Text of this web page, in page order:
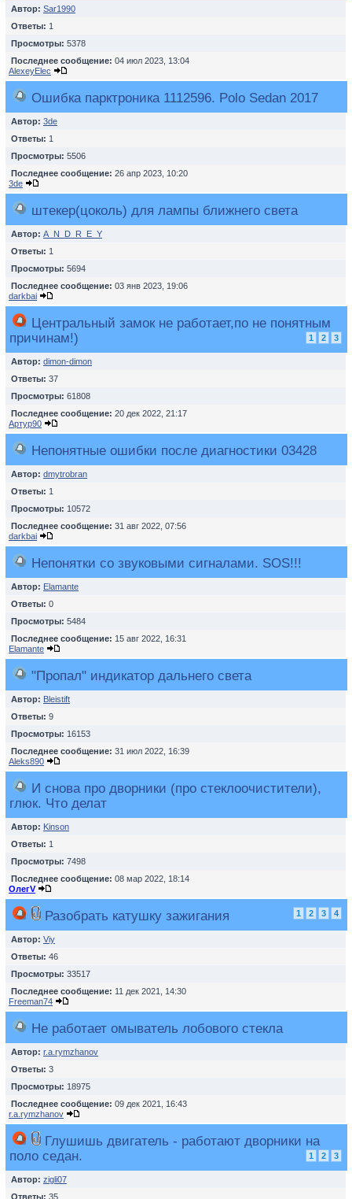
Автор: Sar1990
Ответы: 1
Просмотры: 5378
Последнее сообщение: 04 июл 2023, 13:04
AlexeyElec
Ошибка парктроника 1112596. Polo Sedan 2017
Автор: 3de
Ответы: 1
Просмотры: 5506
Последнее сообщение: 26 апр 2023, 10:20
3de
штекер(цоколь) для лампы ближнего света
Автор: A_N_D_R_E_Y
Ответы: 1
Просмотры: 5694
Последнее сообщение: 03 янв 2023, 19:06
darkbai
Центральный замок не работает,по не понятным
причинам!)
1 2 3
Автор: dimon-dimon
Ответы: 37
Просмотры: 61808
Последнее сообщение: 20 дек 2022, 21:17
Артур90
Непонятные ошибки после диагностики 03428
Автор: dmytrobran
Ответы: 1
Просмотры: 10572
Последнее сообщение: 31 авг 2022, 07:56
darkbai
Непонятки со звуковыми сигналами. SOS!!!
Автор: Elamante
Ответы: 0
Просмотры: 5484
Последнее сообщение: 15 авг 2022, 16:31
Elamante
"Пропал" индикатор дальнего света
Автор: Bleistift
Ответы: 9
Просмотры: 16153
Последнее сообщение: 31 июл 2022, 16:39
Aleks890
И снова про дворники (про стеклоочистители),
глюк. Что делат
Автор: Kinson
Ответы: 1
Просмотры: 7498
Последнее сообщение: 08 мар 2022, 18:14
ОлегV
Разобрать катушку зажигания 1 2 3 4
Автор: Viy
Ответы: 46
Просмотры: 33517
Последнее сообщение: 11 дек 2021, 14:30
Freeman74
Не работает омыватель лобового стекла
Автор: r.a.rymzhanov
Ответы: 3
Просмотры: 18975
Последнее сообщение: 09 дек 2021, 16:43
r.a.rymzhanov
Глушишь двигатель - работают дворники на
поло седан.
1 2 3
Автор: zigli07
Ответы: 35